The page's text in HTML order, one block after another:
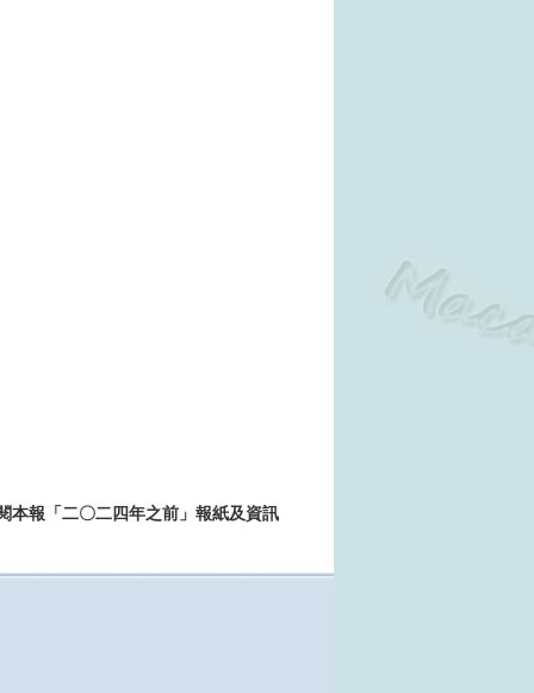
本報「二〇二四年之前」報紙及資訊